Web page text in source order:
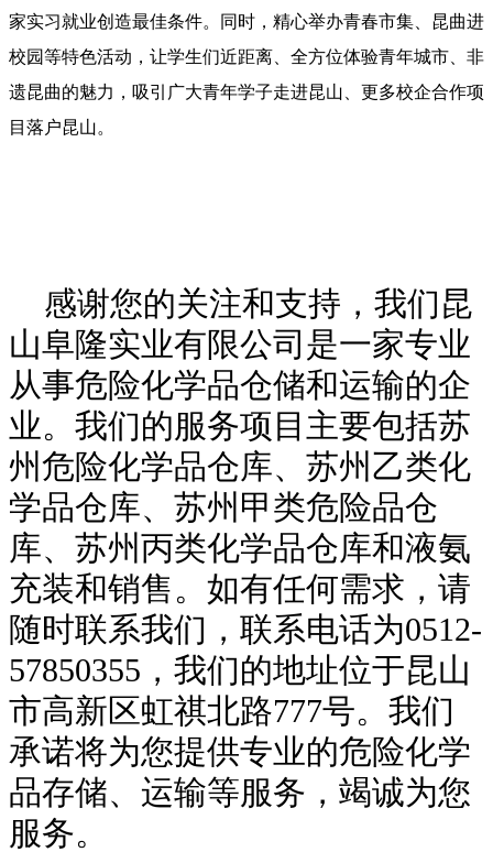
家实习就业创造最佳条件。同时，精心举办青春市集、昆曲进
校园等特色活动，让学生们近距离、全方位体验青年城市、非
遗昆曲的魅力，吸引广大青年学子走进昆山、更多校企合作项
目落户昆山。
感谢您的关注和支持，我们昆
山阜隆实业有限公司是一家专业
从事危险化学品仓储和运输的企
业。我们的服务项目主要包括苏
州危险化学品仓库、苏州乙类化
学品仓库、苏州甲类危险品仓
库、苏州丙类化学品仓库和液氨
充装和销售。如有任何需求，请
随时联系我们，联系电话为0512-
57850355，我们的地址位于昆山
市高新区虹祺北路777号。我们
承诺将为您提供专业的危险化学
品存储、运输等服务，竭诚为您
服务。